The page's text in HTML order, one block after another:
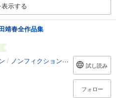
示する
靖春全作品集
/ ノンフィクション・ドキュメンタリー
試し読み
フォロー